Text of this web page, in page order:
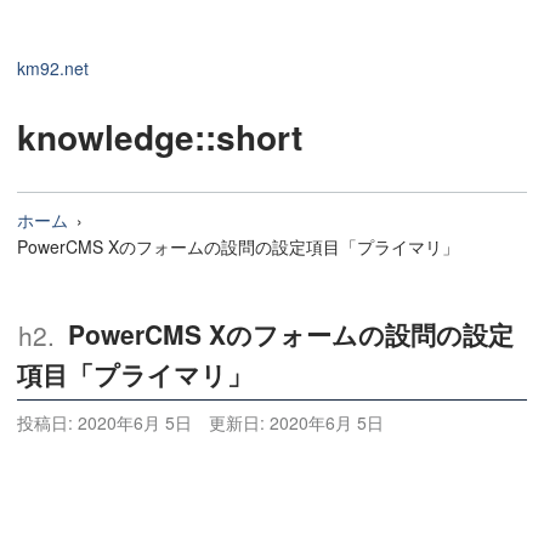
km92.net
knowledge::short
ホーム
PowerCMS Xのフォームの設問の設定項目「プライマリ」
PowerCMS Xのフォームの設問の設定
項目「プライマリ」
投稿日: 2020年6月 5日 更新日: 2020年6月 5日